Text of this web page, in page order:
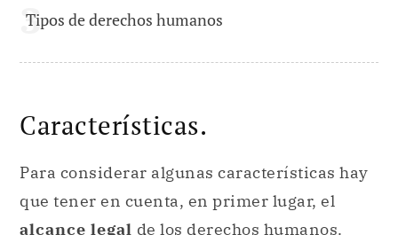
Tipos de derechos humanos
Características.
Para considerar algunas características hay
que tener en cuenta, en primer lugar, el
alcance legal de los derechos humanos.